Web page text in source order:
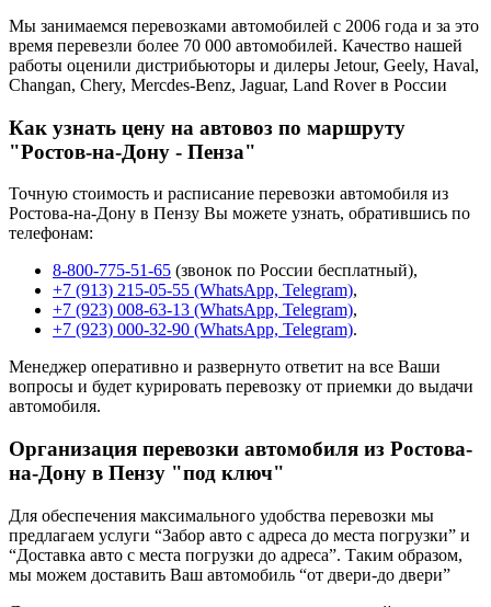
Мы занимаемся перевозками автомобилей с 2006 года и за это
время перевезли более 70 000 автомобилей. Качество нашей
работы оценили дистрибьюторы и дилеры Jetour, Geely, Haval,
Changan, Chery, Mercdes-Benz, Jaguar, Land Rover в России
Как узнать цену на автовоз по маршруту
"Ростов-на-Дону - Пенза"
Точную стоимость и расписание перевозки автомобиля из
Ростова-на-Дону в Пензу Вы можете узнать, обратившись по
телефонам:
8-800-775-51-65 (звонок по России бесплатный),
+7 (913) 215-05-55 (WhatsApp, Telegram),
+7 (923) 008-63-13 (WhatsApp, Telegram),
+7 (923) 000-32-90 (WhatsApp, Telegram).
Менеджер оперативно и развернуто ответит на все Ваши
вопросы и будет курировать перевозку от приемки до выдачи
автомобиля.
Организация перевозки автомобиля из Ростова-
на-Дону в Пензу "под ключ"
Для обеспечения максимального удобства перевозки мы
предлагаем услуги “Забор авто с адреса до места погрузки” и
“Доставка авто с места погрузки до адреса”. Таким образом,
мы можем доставить Ваш автомобиль “от двери-до двери”